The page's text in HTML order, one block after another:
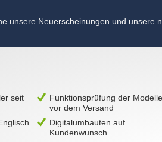
unsere Neuerscheinungen und unsere
seit
Funktionsprüfung der Modelle
vor dem Versand
Digitalumbauten auf
Kundenwunsch